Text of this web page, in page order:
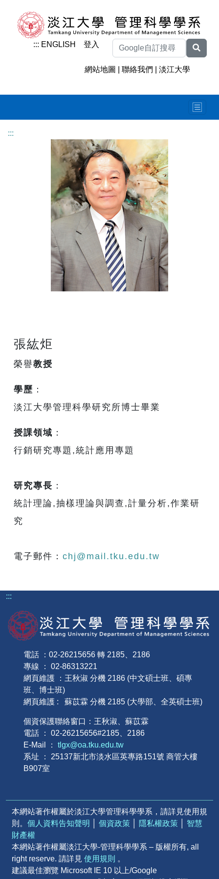
::: ENGLISH 登入
網站地圖 |聯絡我們 |淡江大學
:::
張紘炬
榮譽教授
學歷 ：
淡江大學管理科學研究所博士畢業
授課領域 ：
行銷研究專題,統計應用專題
研究專長 ：
統計理論,抽樣理論與調查,計量分析,作業研
究
電子郵件： chj@mail.tku.edu.tw
:::
電話 ：02-26215656 轉 2185、2186
專線 ： 02-86313221
網頁維護 ：王秋淑 分機 2186 (中文碩士班、碩專
班、博士班)
網頁維護 : 蘇苡霖 分機 2185 (大學部、全英碩士班)
個資保護聯絡窗口：王秋淑、蘇苡霖
電話 ： 02-26215656#2185、2186
E-Mail ： tlgx@oa.tku.edu.tw
系址 ： 25137新北市淡水區英專路151號 商管大樓
B907室
本網站著作權屬於淡江大學管理科學學系，請詳見使用規
則。 個人資料告知聲明 個資政策 隱私權政策
智慧
財產權
本網站著作權屬淡江大學-管理科學學系 – 版權所有, all
right reserve. 請詳見 使用規則 。
建議最佳瀏覽 Microsoft IE 10 以上/Google